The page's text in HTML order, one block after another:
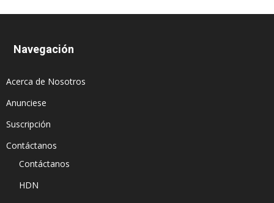
Navegación
Acerca de Nosotros
Anunciese
Suscripción
Contáctanos
Contáctanos
HDN